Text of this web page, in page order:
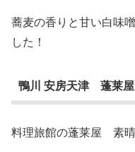
蕎麦の香りと甘い白味
した！
鴨川 安房天津 蓬莱屋
料理旅館の蓬莱屋 素